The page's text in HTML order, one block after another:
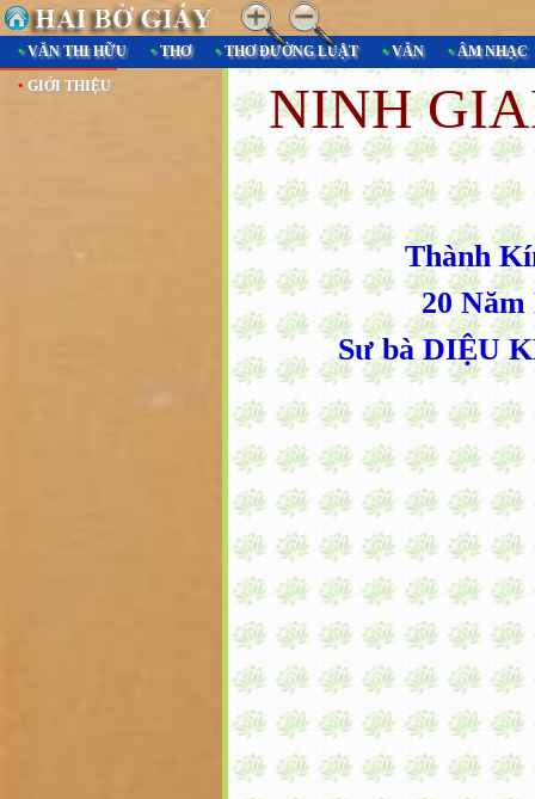
• VĂN THI HỮU • THƠ • THƠ ĐƯỜNG LUẬT • VĂN • ÂM NHẠC
• GIỚI THIỆU NINH
Thành
20
Sư bà DIỆU